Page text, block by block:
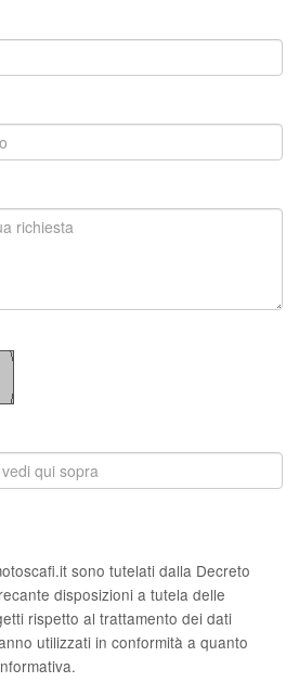
sono tutelati dalla Decreto
disposizioni a tutela delle
rispetto al trattamento dei dati
utilizzati in conformità a quanto